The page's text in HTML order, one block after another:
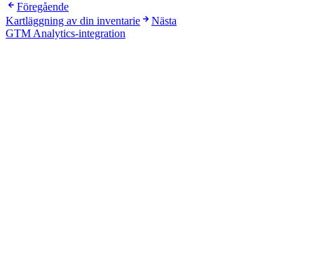
Föregående
Kartläggning av din inventarie
Nästa
GTM Analytics-integration